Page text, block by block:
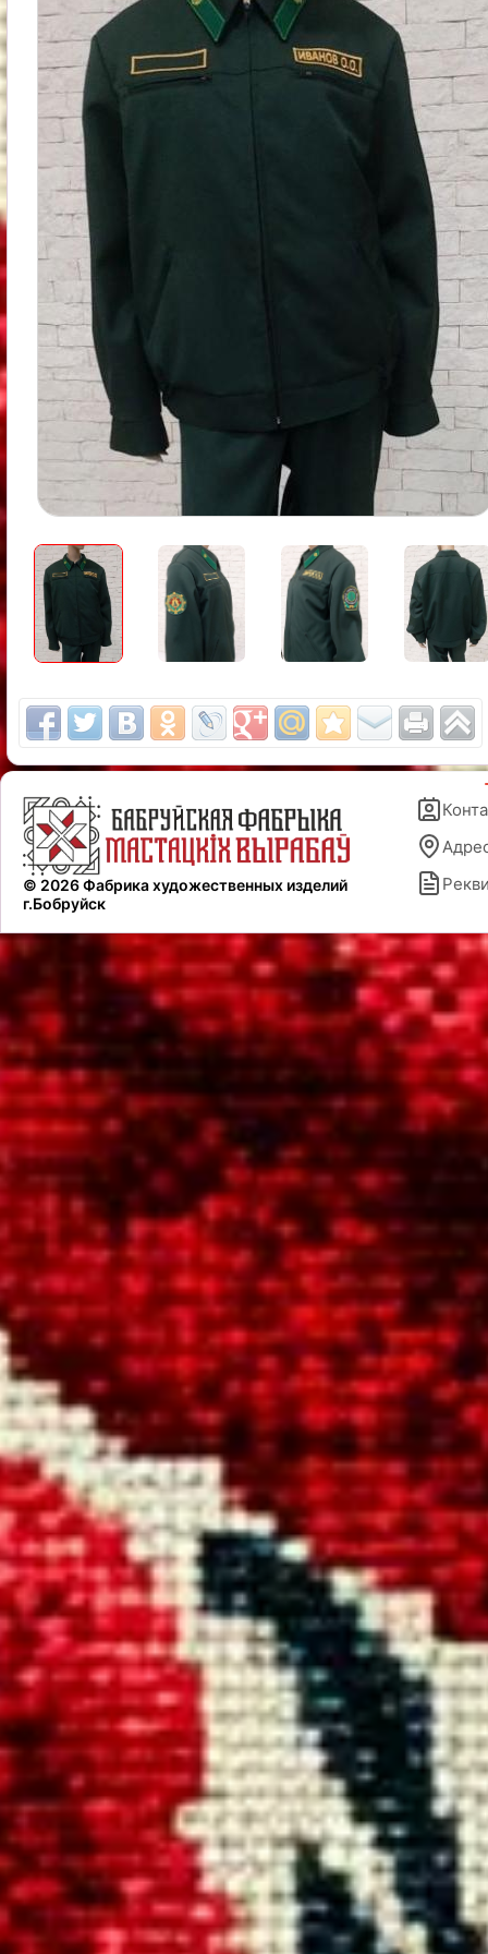
© 2026 Фабрика художественных изделий
г.Бобруйск